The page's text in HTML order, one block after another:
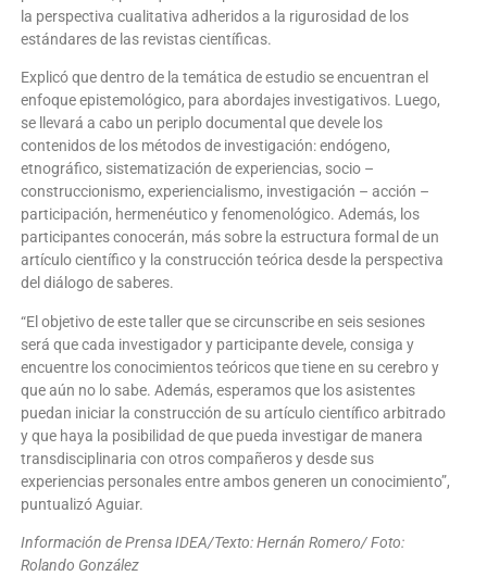
la perspectiva cualitativa adheridos a la rigurosidad de los
estándares de las revistas científicas.
Explicó que dentro de la temática de estudio se encuentran el
enfoque epistemológico, para abordajes investigativos. Luego,
se llevará a cabo un periplo documental que devele los
contenidos de los métodos de investigación: endógeno,
etnográfico, sistematización de experiencias, socio –
construccionismo, experiencialismo, investigación – acción –
participación, hermenéutico y fenomenológico. Además, los
participantes conocerán, más sobre la estructura formal de un
artículo científico y la construcción teórica desde la perspectiva
del diálogo de saberes.
“El objetivo de este taller que se circunscribe en seis sesiones
será que cada investigador y participante devele, consiga y
encuentre los conocimientos teóricos que tiene en su cerebro y
que aún no lo sabe. Además, esperamos que los asistentes
puedan iniciar la construcción de su artículo científico arbitrado
y que haya la posibilidad de que pueda investigar de manera
transdisciplinaria con otros compañeros y desde sus
experiencias personales entre ambos generen un conocimiento”,
puntualizó Aguiar.
Información de Prensa IDEA/Texto: Hernán Romero/ Foto:
Rolando González